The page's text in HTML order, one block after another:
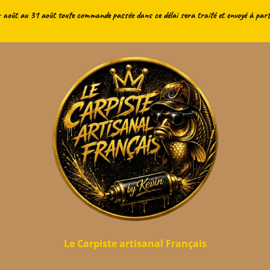
août au 31 août toute commande passée dans ce délai sera traité et envoyé à
Le Carpiste artisanal Français